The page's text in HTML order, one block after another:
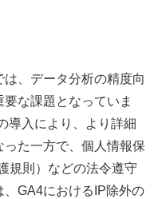
、データ分析の精度向
要な課題となっていま
導入により、より詳細
た一方で、個人情報保
規則）などの法令遵守
、GA4におけるIP除外の